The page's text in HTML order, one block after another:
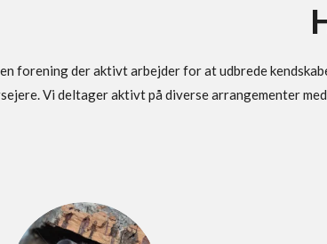
forening der aktivt arbejder for at udbrede
Vi deltager aktivt på diverse arrangementer